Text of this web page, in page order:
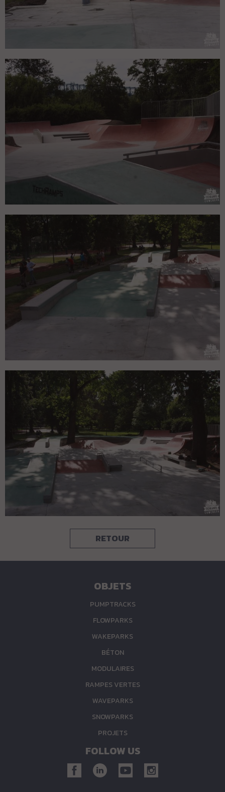
RETOUR
OBJETS
PUMPTRACKS
FLOWPARKS
WAKEPARKS
BÉTON
MODULAIRES
RAMPES VERTES
WAVEPARKS
SNOWPARKS
PROJETS
FOLLOW US